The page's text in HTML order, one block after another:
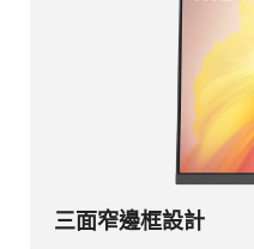
三面窄邊框設計